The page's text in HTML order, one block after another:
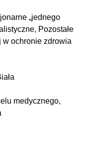
„jednego
Pozostałe
w ochronie zdrowia
medycznego,